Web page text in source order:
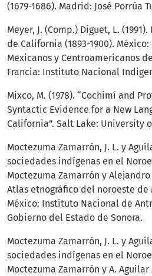
(1679-1686). Madrid: José Porrúa
Meyer, J. (Comp.) Diguet, L.
de California (1893-1900).
Mexicanos y Centroamericanos
Francia: Instituto Nacional
Mixco, M. (1978). “Cochimí and
Syntactic Evidence for a New
California”. Salt Lake: University
Moctezuma Zamarrón, J. L. y
sociedades indígenas en el
Moctezuma Zamarrón y
Atlas etnográfico del noroeste de
México: Instituto Nacional de
Gobierno del Estado de Sonora.
Moctezuma Zamarrón, J. L. y
sociedades indígenas en el
Moctezuma Zamarrón y A.